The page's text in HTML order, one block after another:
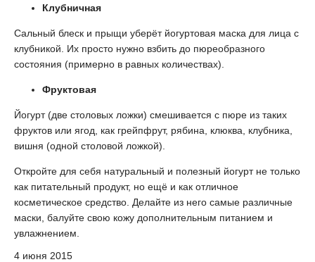
Клубничная
Сальный блеск и прыщи уберёт йогуртовая маска для лица с
клубникой. Их просто нужно взбить до пюреобразного
состояния (примерно в равных количествах).
Фруктовая
Йогурт (две столовых ложки) смешивается с пюре из таких
фруктов или ягод, как грейпфрут, рябина, клюква, клубника,
вишня (одной столовой ложкой).
Откройте для себя натуральный и полезный йогурт не только
как питательный продукт, но ещё и как отличное
косметическое средство. Делайте из него самые различные
маски, балуйте свою кожу дополнительным питанием и
увлажнением.
4 июня 2015